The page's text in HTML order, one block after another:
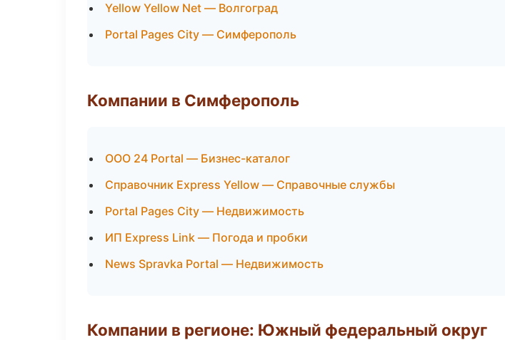
Yellow Yellow Net — Волгоград
Portal Pages City — Симферополь
Компании в Симферополь
ООО 24 Portal — Бизнес-каталог
Справочник Express Yellow — Справочные службы
Portal Pages City — Недвижимость
ИП Express Link — Погода и пробки
News Spravka Portal — Недвижимость
Компании в регионе: Южный федеральный округ